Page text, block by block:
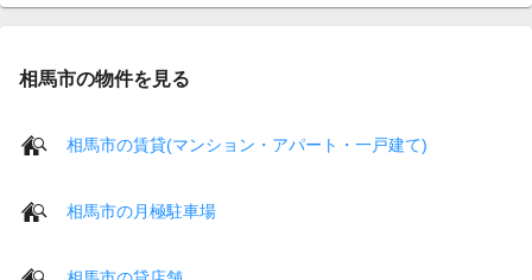
相馬市の物件を見る
相馬市の賃貸(マンション・アパート・一戸建て)
相馬市の月極駐車場